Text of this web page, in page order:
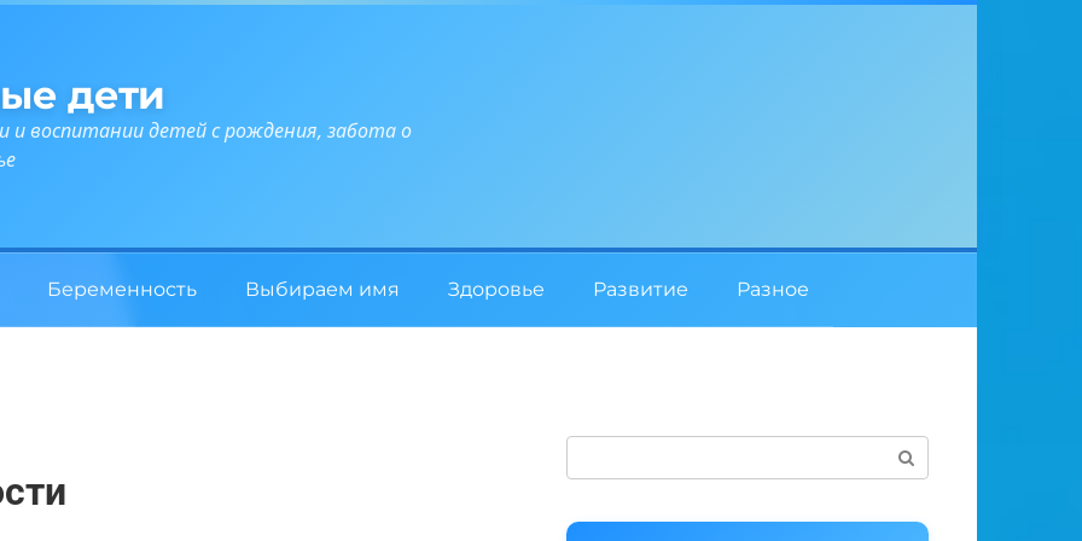
дети
и воспитании детей с рождения, забота о
Беременность Выбираем имя Здоровье Развитие Разное